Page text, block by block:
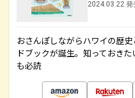
2024.03.22 発
おさんぽしながらハワイの歴
ドブックが誕生。知っておき
も必読